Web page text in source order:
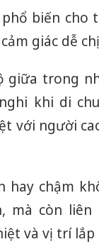
phổ biến
giác dễ
giữa trong
khi di
với người
hay chậm
mà còn liên
và vị trí